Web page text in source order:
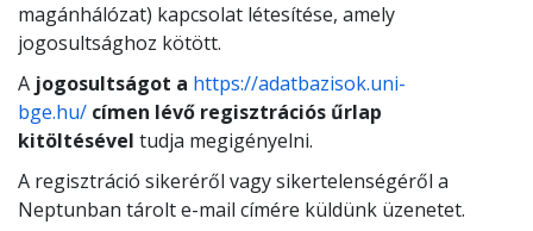
magánhálózat) kapcsolat létesítése, amely
jogosultsághoz kötött.
A jogosultságot a https://adatbazisok.uni-
bge.hu/ címen lévő regisztrációs űrlap
kitöltésével tudja megigényelni.
A regisztráció sikeréről vagy sikertelenségéről a
Neptunban tárolt e-mail címére küldünk üzenetet.